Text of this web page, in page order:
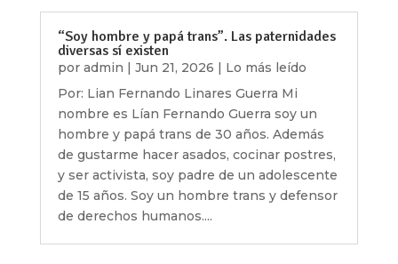
“Soy hombre y papá trans”. Las paternidades
diversas sí existen
por admin Jun 21, 2026
Lo más leído
Por: Lian Fernando Linares Guerra Mi
nombre es Lían Fernando Guerra soy un
hombre y papá trans de 30 años. Además
de gustarme hacer asados, cocinar postres,
y ser activista, soy padre de un adolescente
de 15 años. Soy un hombre trans y defensor
de derechos humanos....